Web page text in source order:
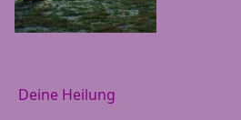
Deine Heilung